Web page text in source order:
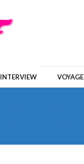
INTERVIEW VOYAGE